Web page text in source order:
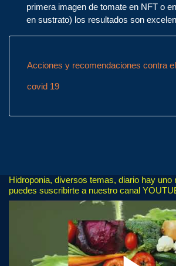
primera imagen de tomate en NFT o
en sustrato) los resultados son
Acciones y recomendaciones contra
covid 19
Hidroponia, diversos temas, diario hay uno
puedes suscribirte a nuestro canal